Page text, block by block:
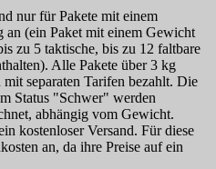
nur für Pakete mit einem
an (ein Paket mit einem Gewicht
zu 5 taktische, bis zu 12 faltbare
Alle Pakete über 3 kg
separaten Tarifen bezahlt. Die
Status "Schwer" werden
abhängig vom Gewicht.
kostenloser Versand. Für diese
an, da ihre Preise auf ein